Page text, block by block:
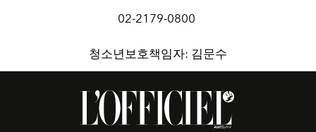
02-2179-0800
청소년보호책임자: 김문수